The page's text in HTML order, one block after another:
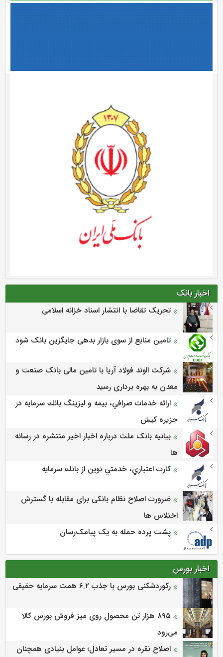
اخبار بانک
تحریک تقاضا با انتشار اسناد خزانه اسلامی
تامین منابع از سوی بازار بدهی جایگزین بانک شود
شرکت الوند فولاد آریا با تامین مالی بانک صنعت و
معدن به بهره برداری رسید
ارائه خدمات صرافي، بيمه و ليزينگ بانك سرمايه در
جزيره كيش
بیانیه بانک ملت درباره اخبار اخیر منتشره در رسانه
ها
كارت اعتباري، خدمتي نوين از بانك سرمايه
ضرورت اصلاح نظام بانکی برای مقابله با گسترش
اختلاس ها
پشت پرده حمله به یک پیامک‌رسان
اخبار بورس
رکوردشکنی بورس با جذب ۶.۲ همت سرمایه حقیقی
۸۹۵ هزار تن محصول روی میز فروش بورس کالا
می‌‌رود
اصلاح نقره در مسیر تعادل؛ عوامل بنیادی همچنان